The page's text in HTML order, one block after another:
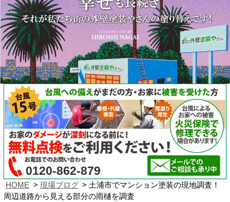
0120-862-879
HOME 現場ブログ
土浦市でマンション塗装の現地調査！
周辺道路から見える部分の雨樋を調査